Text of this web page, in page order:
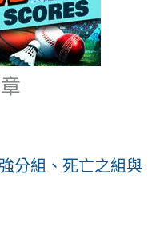
分組、死亡之組與